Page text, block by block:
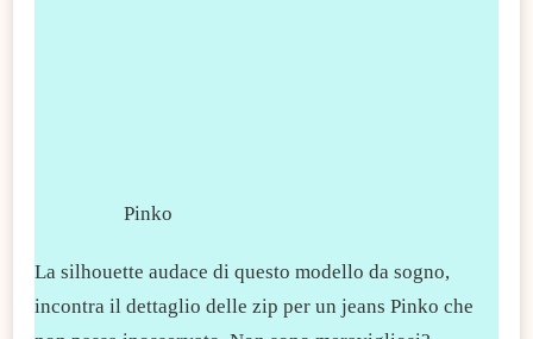
Pinko
La silhouette audace di questo modello da sogno,
incontra il dettaglio delle zip per un jeans Pinko che